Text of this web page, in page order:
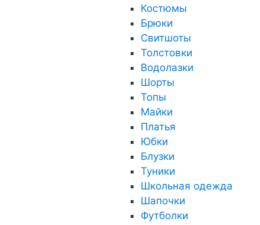
Костюмы
Брюки
Свитшоты
Толстовки
Водолазки
Шорты
Топы
Майки
Платья
Юбки
Блузки
Туники
Школьная одежда
Шапочки
Футболки